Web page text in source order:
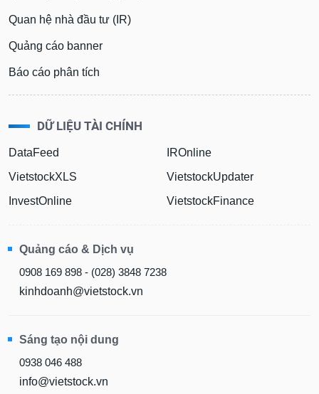
Quan hệ nhà đầu tư (IR)
Quảng cáo banner
Báo cáo phân tích
DỮ LIỆU TÀI CHÍNH
DataFeed
VietstockXLS
InvestOnline
IROnline
VietstockUpdater
VietstockFinance
Quảng cáo & Dịch vụ
0908 169 898 - (028) 3848 7238
kinhdoanh@vietstock.vn
Sáng tạo nội dung
0938 046 488
info@vietstock.vn